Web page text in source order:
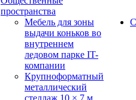
пространства
Мебель для зоны
выдачи коньков во
внутреннем
ледовом парке IT-
компании
Крупноформатный
металлический
стеллаж 10 × 7 м